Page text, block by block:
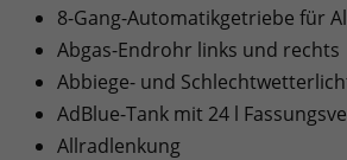
8-Gang-Automatikgetriebe für
Abgas-Endrohr links und rechts
Abbiege- und
AdBlue-Tank mit 24 l
Allradlenkung